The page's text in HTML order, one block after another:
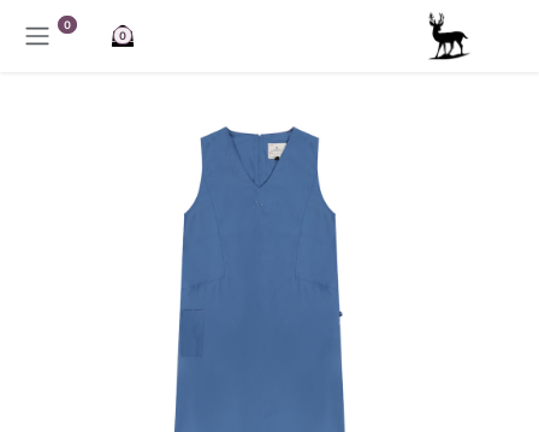
تخطي للذهاب إلى المحتوى
0
0